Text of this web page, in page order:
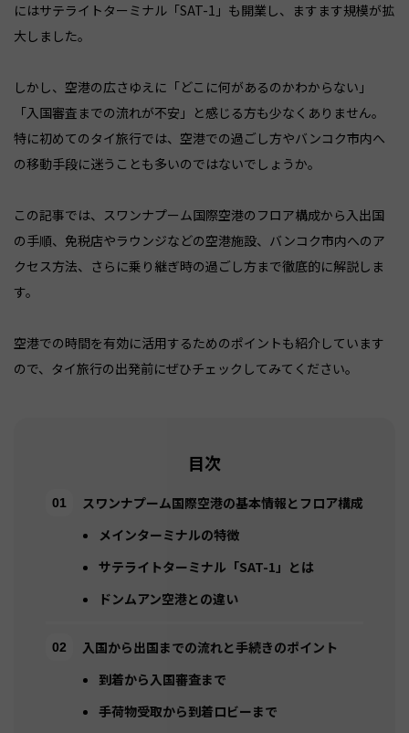
にはサテライトターミナル「SAT-1」も開業し、ますます規模が拡
大しました。
しかし、空港の広さゆえに「どこに何があるのかわからない」
「入国審査までの流れが不安」と感じる方も少なくありません。
特に初めてのタイ旅行では、空港での過ごし方やバンコク市内へ
の移動手段に迷うことも多いのではないでしょうか。
この記事では、スワンナプーム国際空港のフロア構成から入出国
の手順、免税店やラウンジなどの空港施設、バンコク市内へのア
クセス方法、さらに乗り継ぎ時の過ごし方まで徹底的に解説しま
す。
空港での時間を有効に活用するためのポイントも紹介しています
ので、タイ旅行の出発前にぜひチェックしてみてください。
目次
スワンナプーム国際空港の基本情報とフロア構成
メインターミナルの特徴
サテライトターミナル「SAT-1」とは
ドンムアン空港との違い
入国から出国までの流れと手続きのポイント
到着から入国審査まで
手荷物受取から到着ロビーまで